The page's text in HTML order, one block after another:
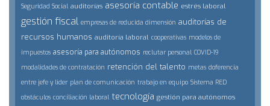
Seguridad Social auditorías asesoría contable estrés laboral
gestión fiscal empresas de reducida dimensión auditorías de
recursos humanos auditoría laboral cooperativas modelos de
impuestos asesoría para autónomos reclutar personal COVID-19
modalidades de contratación retención del talento metas doferencia
entre jefe y lider plan de comunicación trabajo en equipo Sistema RED
obstáculos conciliación laboral tecnología gestión para autónomos